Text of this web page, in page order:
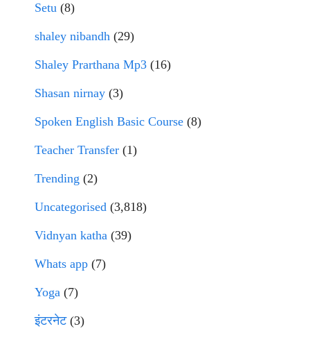
Setu (8)
shaley nibandh (29)
Shaley Prarthana Mp3 (16)
Shasan nirnay (3)
Spoken English Basic Course (8)
Teacher Transfer (1)
Trending (2)
Uncategorised (3,818)
Vidnyan katha (39)
Whats app (7)
Yoga (7)
इंटरनेट(3)